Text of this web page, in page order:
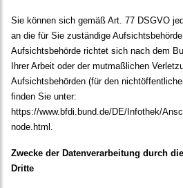
Sie können sich gemäß Art. 77 DSGVO
an die für Sie zuständige
Aufsichtsbehörde richtet sich nach dem
Ihrer Arbeit oder der mutmaßlichen
Aufsichtsbehörden (für den
finden Sie unter:
https://www.bfdi.bund.de/DE/Infothek/
node.html .
Zwecke der Datenverarbeitung durch
Dritte